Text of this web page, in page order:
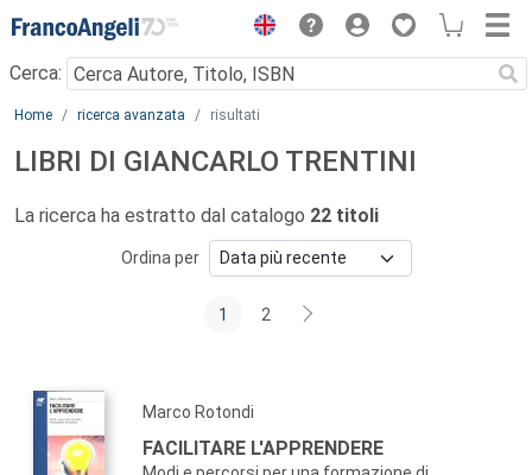
Menu
Cerca:
Main content
Home ricerca avanzata risultati
LIBRI DI GIANCARLO TRENTINI
La ricerca ha estratto dal catalogo 22 titoli
Ordina per
1 2
Marco Rotondi
FACILITARE L'APPRENDERE